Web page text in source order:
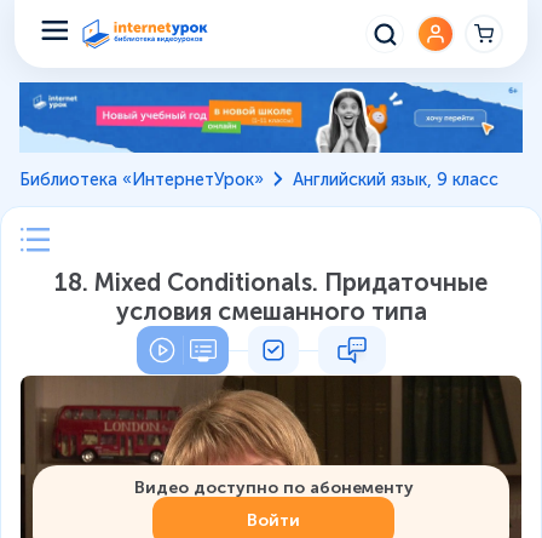
Библиотека «ИнтернетУрок» Английский язык, 9 класс
18. Mixed Conditionals. Придаточные
условия смешанного типа
Видео доступно по абонементу
Войти